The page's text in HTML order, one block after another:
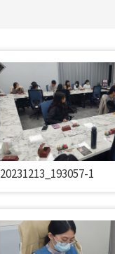
20231213_193057-1